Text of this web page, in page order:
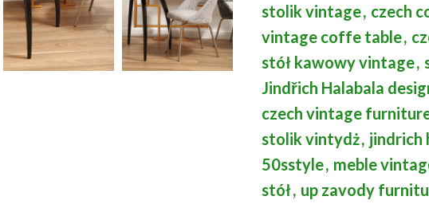
stolik vintage, czech
vintage coffe table,
stół kawowy vintage,
Jindřich Halabala
czech vintage
stolik vintydż, jindrich
50sstyle, meble
stół, up zavody